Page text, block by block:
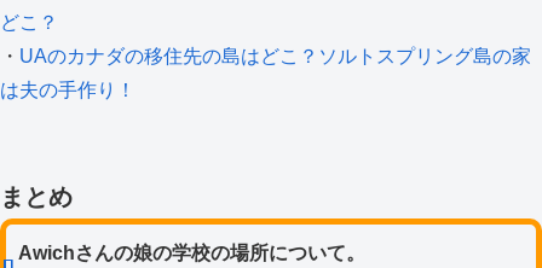
どこ？
・ UAのカナダの移住先の島はどこ？ソルトスプリング島の家
は夫の手作り！
まとめ
Awichさんの娘の学校の場所について。